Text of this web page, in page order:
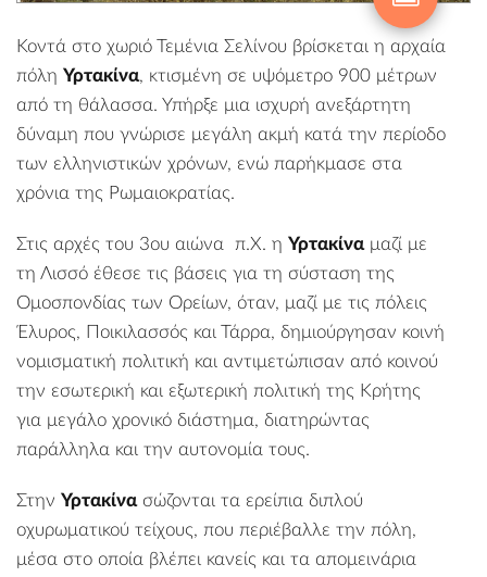
Κοντά στο χωριό Τεμένια Σελίνου βρίσκεται η αρχαία
πόλη Υρτακίνα, κτισμένη σε υψόμετρο 900 μέτρων
από τη θάλασσα. Υπήρξε μια ισχυρή ανεξάρτητη
δύναμη που γνώρισε μεγάλη ακμή κατά την περίοδο
των ελληνιστικών χρόνων, ενώ παρήκμασε στα
χρόνια της Ρωμαιοκρατίας.
Στις αρχές του 3ου αιώνα π.Χ. η Υρτακίναμαζί με
τη Λισσό έθεσε τις βάσεις για τη σύσταση της
Ομοσπονδίας των Ορείων, όταν, μαζί με τις πόλεις
Έλυρος, Ποικιλασσός και Τάρρα, δημιούργησαν κοινή
νομισματική πολιτική και αντιμετώπισαν από κοινού
την εσωτερική και εξωτερική πολιτική της Κρήτης
για μεγάλο χρονικό διάστημα, διατηρώντας
παράλληλα και την αυτονομία τους.
Στην Υρτακίνασώζονται τα ερείπια διπλού
οχυρωματικού τείχους, που περιέβαλλε την πόλη,
μέσα στο οποία βλέπει κανείς και τα απομεινάρια